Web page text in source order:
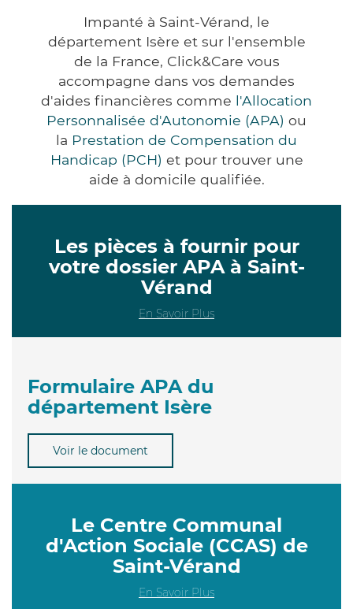
Impanté à Saint-Vérand, le
département Isère et sur l'ensemble
de la France, Click&Care vous
accompagne dans vos demandes
d'aides financières comme l'Allocation
Personnalisée d'Autonomie (APA) ou
la Prestation de Compensation du
Handicap (PCH) et pour trouver une
aide à domicile qualifiée.
Les pièces à fournir pour
votre dossier APA à Saint-
Vérand
En Savoir Plus
Formulaire APA du
département Isère
Voir le document
Le Centre Communal
d'Action Sociale (CCAS) de
Saint-Vérand
En Savoir Plus